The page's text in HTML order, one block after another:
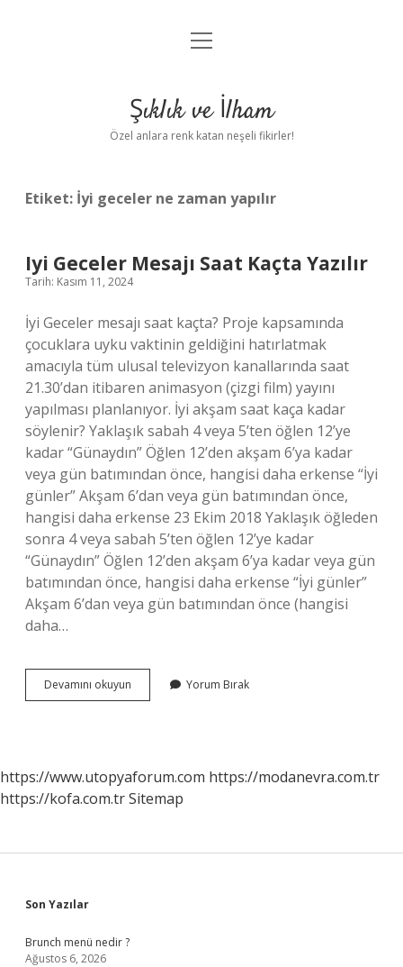
Anasayfa
Yasal Uyarı
menüyü
Şıklık ve İlham
Özel anlara renk katan neşeli fikirler!
Etiket: İyi geceler ne zaman yapılır
Iyi Geceler Mesajı Saat Kaçta Yazılır
Tarih: Kasım 11, 2024
İyi Geceler mesajı saat kaçta? Proje kapsamında
çocuklara uyku vaktinin geldiğini hatırlatmak
amacıyla tüm ulusal televizyon kanallarında saat
21.30’dan itibaren animasyon (çizgi film) yayını
yapılması planlanıyor. İyi akşam saat kaça kadar
söylenir? Yaklaşık sabah 4 veya 5’ten öğlen 12’ye
kadar “Günaydın” Öğlen 12’den akşam 6’ya kadar
veya gün batımından önce, hangisi daha erkense “İyi
günler” Akşam 6’dan veya gün batımından önce,
hangisi daha erkense 23 Ekim 2018 Yaklaşık öğleden
sonra 4 veya sabah 5’ten öğlen 12’ye kadar
“Günaydın” Öğlen 12’den akşam 6’ya kadar veya gün
batımından önce, hangisi daha erkense “İyi günler”
Akşam 6’dan veya gün batımından önce (hangisi
daha…
Devamını okuyun
Geceler
Yorum Bırak
https://www.utopyaforum.com https://modanevra.com.tr
https://kofa.com.trSitemap
Sidebar
Son Yazılar
Brunch menü nedir ?
Ağustos 6, 2026